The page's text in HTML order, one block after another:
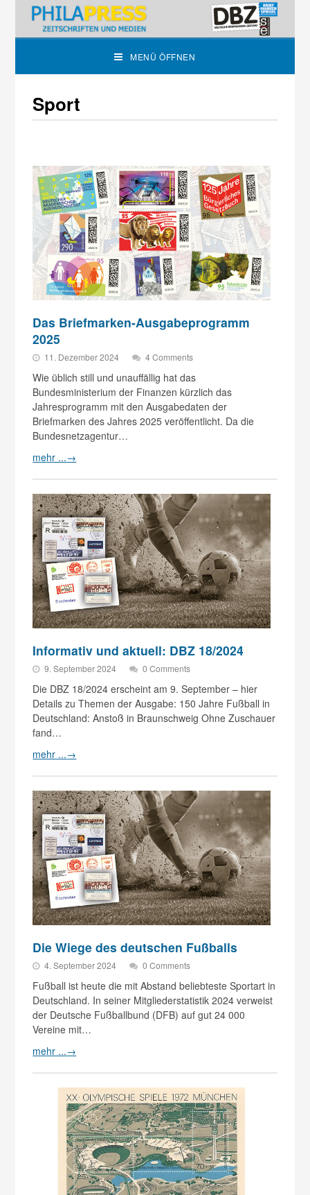
MENÜ ÖFFNEN
Sport
Das Briefmarken-Ausgabeprogramm
2025
11. Dezember 2024 4 Comments
Wie üblich still und unauffällig hat das
Bundesministerium der Finanzen kürzlich das
Jahresprogramm mit den Ausgabedaten der
Briefmarken des Jahres 2025 veröffentlicht. Da die
Bundesnetzagentur…
mehr ...→
Informativ und aktuell: DBZ 18/2024
9. September 2024 0 Comments
Die DBZ 18/2024 erscheint am 9. September – hier
Details zu Themen der Ausgabe: 150 Jahre Fußball in
Deutschland: Anstoß in Braunschweig Ohne Zuschauer
fand…
mehr ...→
Die Wiege des deutschen Fußballs
4. September 2024 0 Comments
Fußball ist heute die mit Abstand beliebteste Sportart in
Deutschland. In seiner Mitgliederstatistik 2024 verweist
der Deutsche Fußballbund (DFB) auf gut 24 000
Vereine mit…
mehr ...→